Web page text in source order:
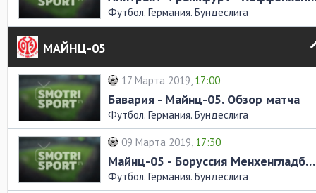
Футбол. Германия. Бундеслига
МАЙНЦ-05
17 Марта 2019, 17:00
Бавария - Майнц-05. Обзор матча
Футбол. Германия. Бундеслига
09 Марта 2019, 17:30
Майнц-05 - Боруссия Менхенгладбах. Обзор матча
Футбол. Германия. Бундеслига